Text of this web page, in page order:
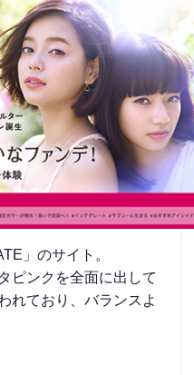
」のサイト。
ピンクを全面に出して
れており、バランスよ